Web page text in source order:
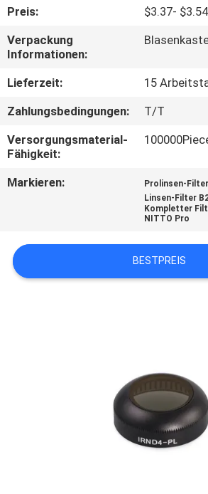
TRETEN
SIE
UNS
IN
FORDERN
SIE
Preis:
$3.37-
Verpackung
Informationen:
Lieferzeit:
15
Zahlungsbedingungen:
T/T
Versorgungsmaterial-
Fähigkeit:
Markieren: Prolinsen-
Linsen-Filter
Kompletter
NITTO Pro
BESTPREIS